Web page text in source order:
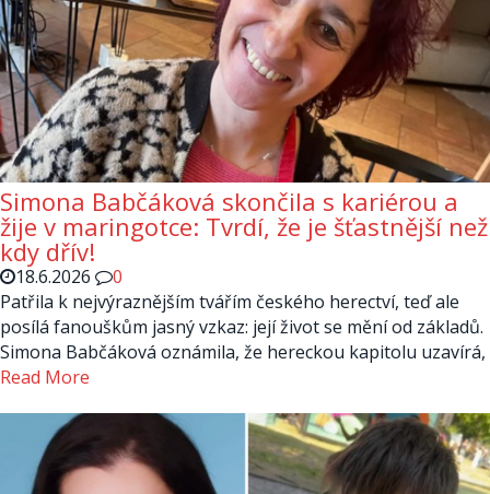
Simona Babčáková skončila s kariérou a
žije v maringotce: Tvrdí, že je šťastnější než
kdy dřív!
18.6.2026
0
Patřila k nejvýraznějším tvářím českého herectví, teď ale
posílá fanouškům jasný vzkaz: její život se mění od základů.
Simona Babčáková oznámila, že hereckou kapitolu uzavírá,
Read More